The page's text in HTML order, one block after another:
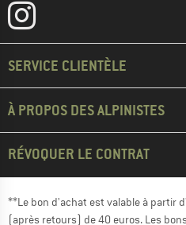
SERVICE CLIENTÈLE
À PROPOS DES ALPINISTES
RÉVOQUER LE CONTRAT
**Le bon d'achat est valable à partir
(après retours) de 40 euros. Les